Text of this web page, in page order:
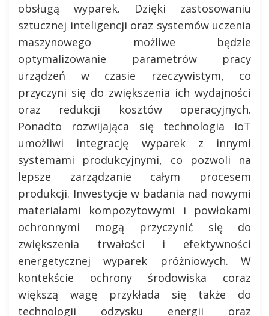
obsługą wyparek. Dzięki zastosowaniu
sztucznej inteligencji oraz systemów uczenia
maszynowego możliwe będzie
optymalizowanie parametrów pracy
urządzeń w czasie rzeczywistym, co
przyczyni się do zwiększenia ich wydajności
oraz redukcji kosztów operacyjnych.
Ponadto rozwijająca się technologia IoT
umożliwi integrację wyparek z innymi
systemami produkcyjnymi, co pozwoli na
lepsze zarządzanie całym procesem
produkcji. Inwestycje w badania nad nowymi
materiałami kompozytowymi i powłokami
ochronnymi mogą przyczynić się do
zwiększenia trwałości i efektywności
energetycznej wyparek próżniowych. W
kontekście ochrony środowiska coraz
większą wagę przykłada się także do
technologii odzysku energii oraz